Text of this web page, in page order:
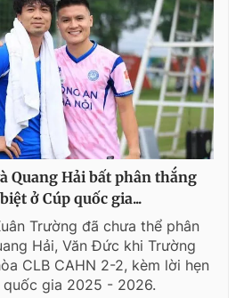
Quang Hải bất phân thắng
ở Cúp quốc gia...
Trường đã chưa thể phân
Hải, Văn Đức khi Trường
CLB CAHN 2-2, kèm lời hẹn
quốc gia 2025 - 2026.